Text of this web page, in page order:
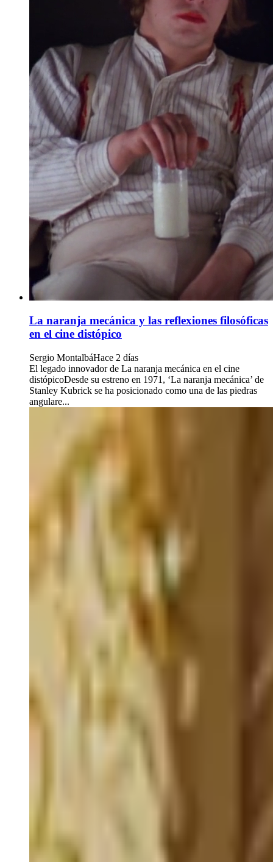
La naranja mecánica y las reflexiones filosóficas
en el cine distópico
Sergio MontalbáHace 2 días
El legado innovador de La naranja mecánica en el cine
distópicoDesde su estreno en 1971, ‘La naranja mecánica’ de
Stanley Kubrick se ha posicionado como una de las piedras
angulare...